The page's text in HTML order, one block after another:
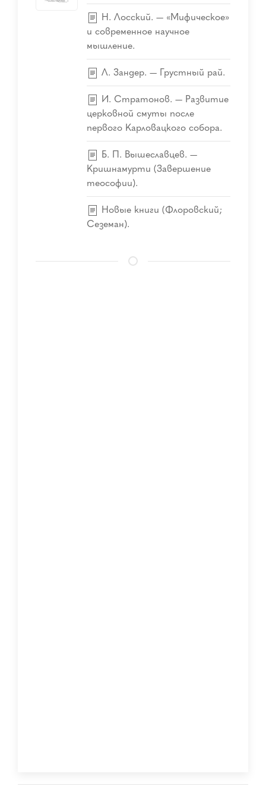
Н. Лосский. — «Мифическое»
и современное научное
мышление.
Л. Зандер. — Грустный рай.
И. Стратонов. — Развитие
церковной смуты после
первого Карловацкого собора.
Б. П. Вышеславцев. —
Кришнамурти (Завершение
теософии).
Новые книги (Флоровский;
Сеземан).